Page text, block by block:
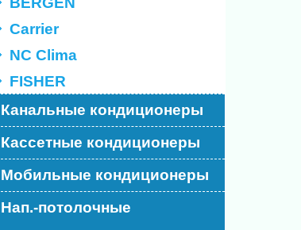
Carrier
NC Clima
FISHER
Канальные кондиционеры
Кассетные кондиционеры
Мобильные кондиционеры
Нап.-потолочные